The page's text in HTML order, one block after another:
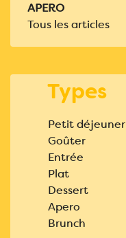
APERO
Tous les articles
Types
Petit déjeuner
Goûter
Entrée
Plat
Dessert
Apero
Brunch